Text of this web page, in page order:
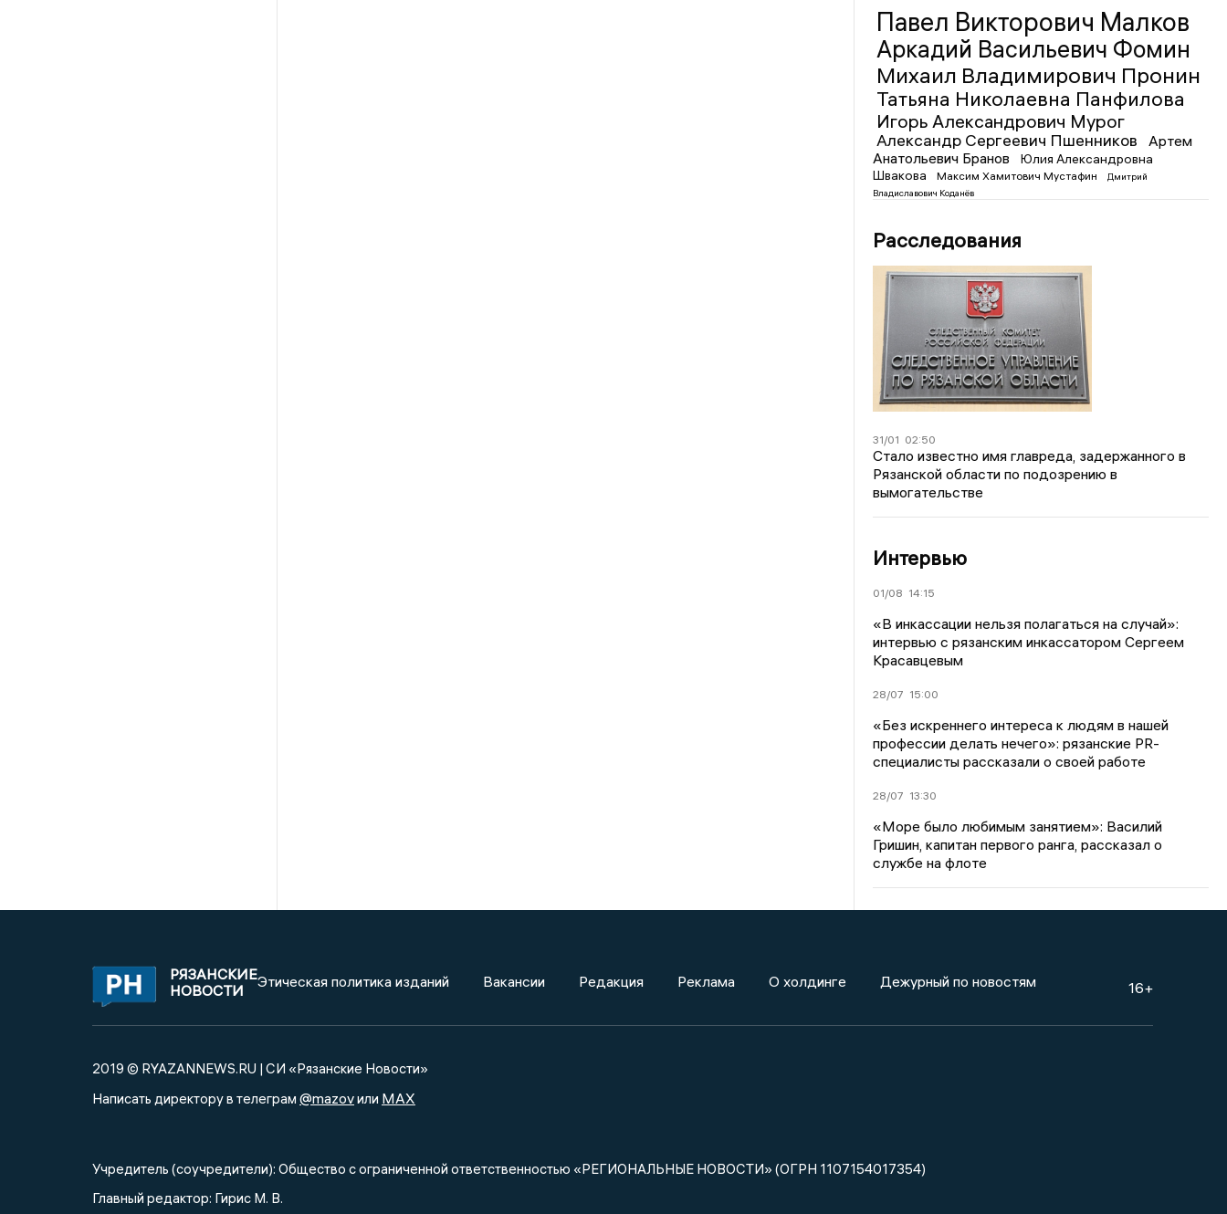
Павел Викторович Малков
Аркадий Васильевич Фомин
Михаил Владимирович Пронин
Татьяна Николаевна Панфилова
Игорь Александрович Мурог
Александр Сергеевич Пшенников
Артем
Анатольевич Бранов
Юлия Александровна
Швакова
Максим Хамитович Мустафин
Дмитрий
Владиславович Коданёв
Расследования
31/01 02:50
Стало известно имя главреда, задержанного в
Рязанской области по подозрению в
вымогательстве
Интервью
01/08 14:15
«В инкассации нельзя полагаться на случай»:
интервью с рязанским инкассатором Сергеем
Красавцевым
28/07 15:00
«Без искреннего интереса к людям в нашей
профессии делать нечего»: рязанские PR-
специалисты рассказали о своей работе
28/07 13:30
«Море было любимым занятием»: Василий
Гришин, капитан первого ранга, рассказал о
службе на флоте
РЯЗАНСКИЕ
НОВОСТИ
Этическая политика изданий Вакансии Редакция Реклама О холдинге Дежурный по новостям 16+
2019 © RYAZANNEWS.RU | СИ «Рязанские Новости»
Написать директору в телеграм @mazovили MAX
Учредитель (соучредители): Общество с ограниченной ответственностью «РЕГИОНАЛЬНЫЕ НОВОСТИ» (ОГРН 1107154017354)
Главный редактор: Гирис М. В.